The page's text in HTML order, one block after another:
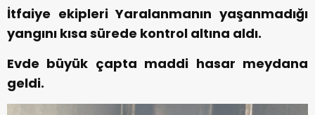
İtfaiye ekipleri Yaralanmanın yaşanmadığı
yangını kısa sürede kontrol altına aldı.
Evde büyük çapta maddi hasar meydana
geldi.